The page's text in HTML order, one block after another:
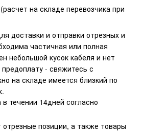
(расчет на складе перевозчика при
доставки и отправки отрезных и
частичная или полная
небольшой кусок кабеля и нет
- свяжитесь с
на складе имеется близкий по
течении 14дней согласно
позиции, а также товары